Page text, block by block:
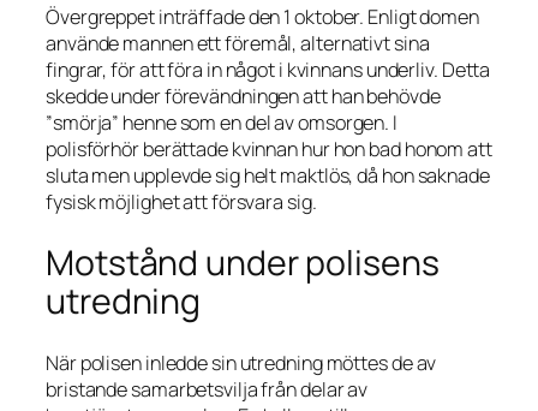
Övergreppet inträffade den 1 oktober. Enligt domen
använde mannen ett föremål, alternativt sina
fingrar, för att föra in något i kvinnans underliv. Detta
skedde under förevändningen att han behövde
”smörja” henne som en del av omsorgen. I
polisförhör berättade kvinnan hur hon bad honom att
sluta men upplevde sig helt maktlös, då hon saknade
fysisk möjlighet att försvara sig.
Motstånd under polisens
utredning
När polisen inledde sin utredning möttes de av
bristande samarbetsvilja från delar av